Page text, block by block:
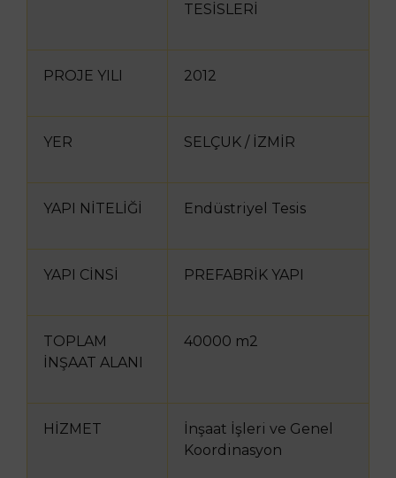
TESİSLERİ
PROJE YILI 2012
YER SELÇUK / İZMİR
YAPI NİTELİĞİ Endüstriyel Tesis
YAPI CİNSİ PREFABRİK YAPI
TOPLAM
İNŞAAT ALANI
40000 m2
HİZMET
İnşaat İşleri ve Genel
Koordinasyon